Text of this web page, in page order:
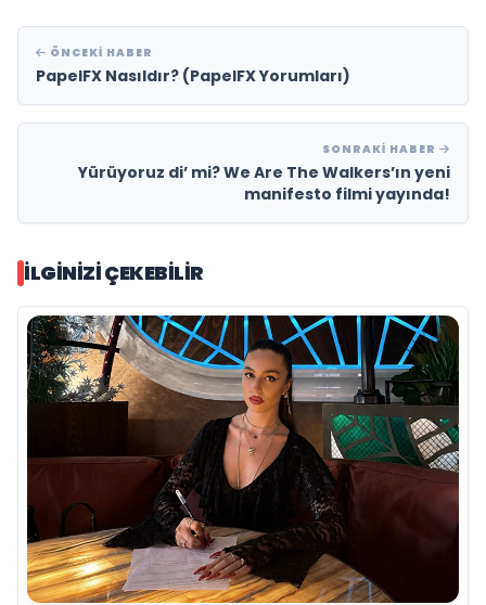
ÖNCEKI HABER
PapelFX Nasıldır? (PapelFX Yorumları)
SONRAKI HABER
Yürüyoruz di’ mi? We Are The Walkers’ın yeni
manifesto filmi yayında!
İLGINIZI ÇEKEBILIR